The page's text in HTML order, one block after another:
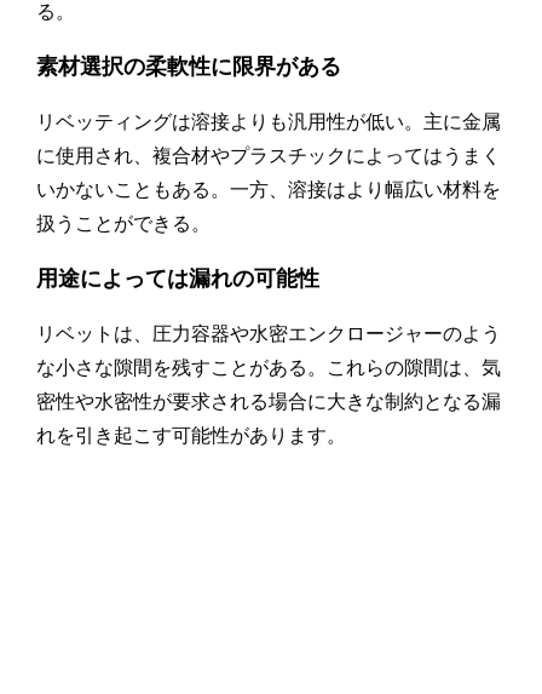
る。
素材選択の柔軟性に限界がある
リベッティングは溶接よりも汎用性が低い。主に金属
に使用され、複合材やプラスチックによってはうまく
いかないこともある。一方、溶接はより幅広い材料を
扱うことができる。
用途によっては漏れの可能性
リベットは、圧力容器や水密エンクロージャーのよう
な小さな隙間を残すことがある。これらの隙間は、気
密性や水密性が要求される場合に大きな制約となる漏
れを引き起こす可能性があります。